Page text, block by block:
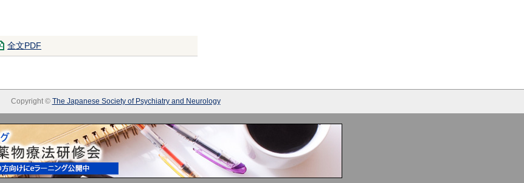
全文PDF
Copyright © The Japanese Society of Psychiatry and Neurology